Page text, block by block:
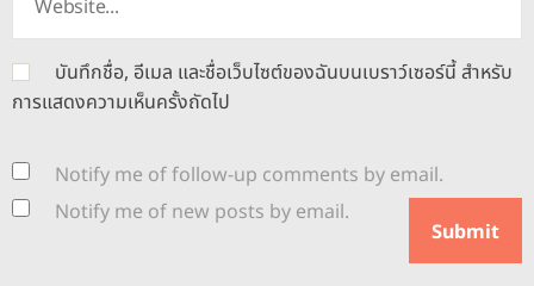
บันทึกชื่อ, อีเมล และชื่อเว็บไซต์ของฉันบนเบราว์เซอร์นี้ สำหรับ
การแสดงความเห็นครั้งถัดไป
Notify me of follow-up comments by email.
Notify me of new posts by email.